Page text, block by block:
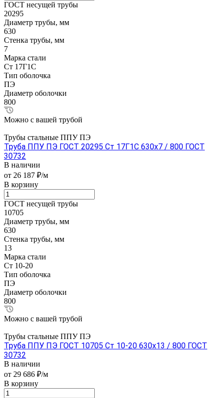
ГОСТ несущей трубы
20295
Диаметр трубы, мм
630
Стенка трубы, мм
7
Марка стали
Ст 17Г1С
Тип оболочка
ПЭ
Диаметр оболочки
800
Можно с вашей трубой
Трубы стальные ППУ ПЭ
Труба ППУ ПЭ ГОСТ 20295 Ст 17Г1С 630x7 / 800 ГОСТ
30732
В наличии
от 26 187 ₽/м
В корзину
ГОСТ несущей трубы
10705
Диаметр трубы, мм
630
Стенка трубы, мм
13
Марка стали
Ст 10-20
Тип оболочка
ПЭ
Диаметр оболочки
800
Можно с вашей трубой
Трубы стальные ППУ ПЭ
Труба ППУ ПЭ ГОСТ 10705 Ст 10-20 630x13 / 800 ГОСТ
30732
В наличии
от 29 686 ₽/м
В корзину